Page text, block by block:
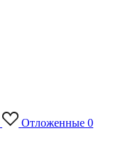
Отложенные 0